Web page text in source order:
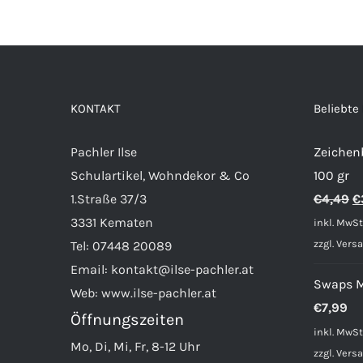
KONTAKT
Pachler Ilse
Schulartikel, Wohndekor & Co
1.Straße 37/3
3331 Kematen
Tel: 07448 20089
Email: kontakt@ilse-pachler.at
Web: www.ilse-pachler.at
Öffnungszeiten
Mo, Di, Mi, Fr, 8-12 Uhr
Beliebte
100 gr
€4,49 €
inkl.
zzgl.
Swaps
€7,99
inkl.
zzgl.